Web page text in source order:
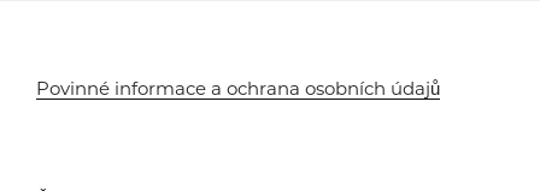
Povinné informace a ochrana osobních údajů